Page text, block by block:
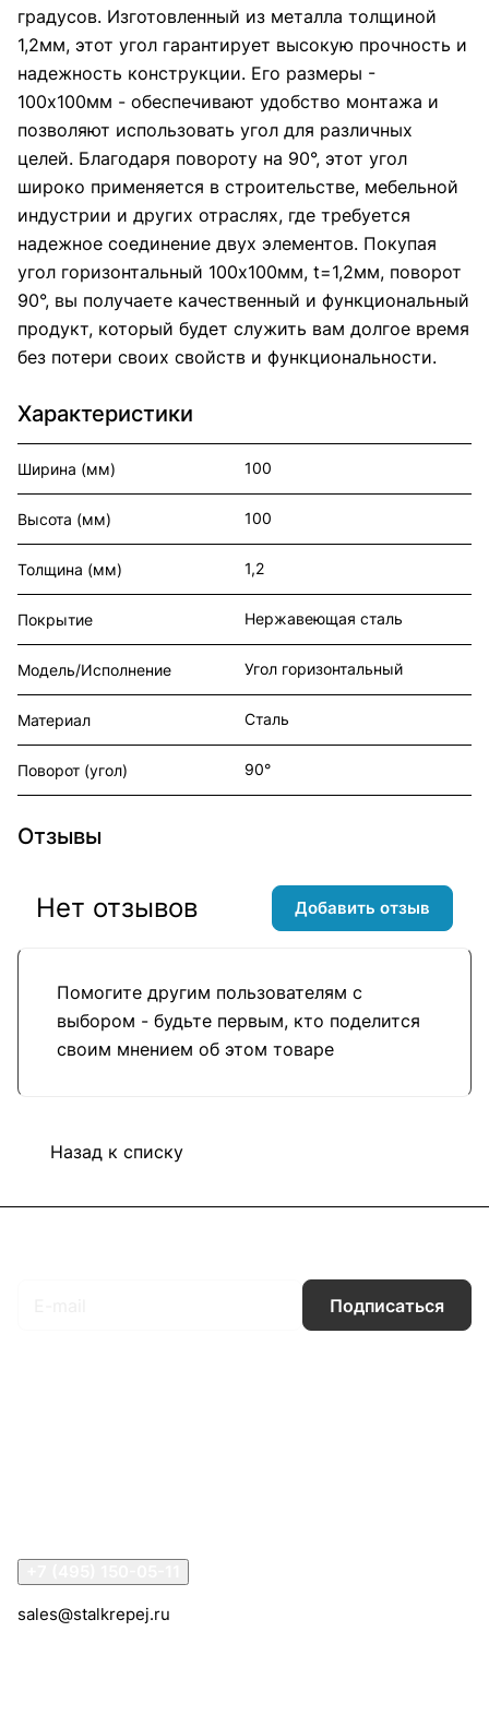
градусов. Изготовленный из металла толщиной
1,2мм, этот угол гарантирует высокую прочность и
надежность конструкции. Его размеры -
100x100мм - обеспечивают удобство монтажа и
позволяют использовать угол для различных
целей. Благодаря повороту на 90°, этот угол
широко применяется в строительстве, мебельной
индустрии и других отраслях, где требуется
надежное соединение двух элементов. Покупая
угол горизонтальный 100x100мм, t=1,2мм, поворот
90°, вы получаете качественный и функциональный
продукт, который будет служить вам долгое время
без потери своих свойств и функциональности.
Характеристики
Ширина (мм) 100
Высота (мм) 100
Толщина (мм) 1,2
Покрытие Нержавеющая сталь
Модель/Исполнение Угол горизонтальный
Материал Сталь
Поворот (угол) 90°
Отзывы
Помогите другим пользователям с
выбором - будьте первым, кто поделится
своим мнением об этом товаре
Нет отзывов Добавить отзыв
Назад к списку
Подписаться
sales@stalkrepej.ru